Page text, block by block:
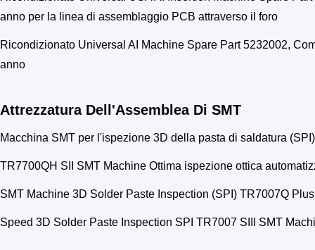
anno per la linea di assemblaggio PCB attraverso il foro
Ricondizionato Universal AI Machine Spare Part 5232002,
anno
Attrezzatura Dell'Assemblea Di SMT
Macchina SMT per l'ispezione 3D della pasta di saldatura
TR7700QH SII SMT Machine Ottima ispezione ottica
SMT Machine 3D Solder Paste Inspection (SPI) TR7007Q
Speed 3D Solder Paste Inspection SPI TR7007 SIII SMT